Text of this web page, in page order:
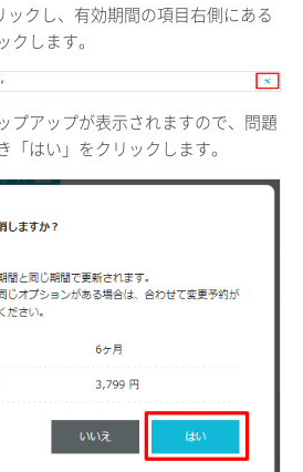
ックし、有効期間の項目右側にある
します。
プアップが表示されますので、問題
「はい」をクリックします。